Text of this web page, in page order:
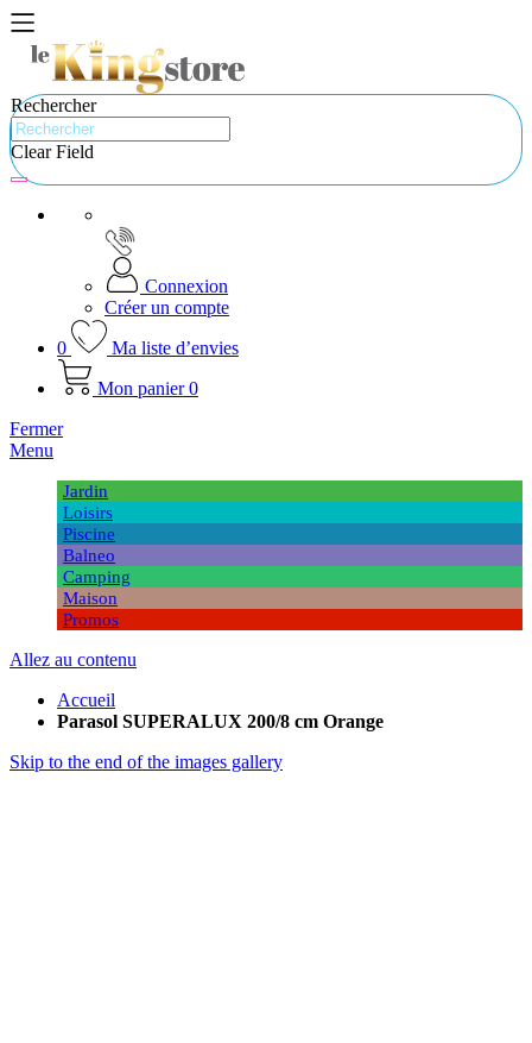
Rechercher
Clear Field
Connexion
Créer un compte
0
Ma liste d’envies
Mon panier 0
Fermer
Menu
Jardin
Loisirs
Piscine
Balneo
Camping
Maison
Promos
Allez au contenu
Accueil
Parasol SUPERALUX 200/8 cm Orange
Skip to the end of the images gallery